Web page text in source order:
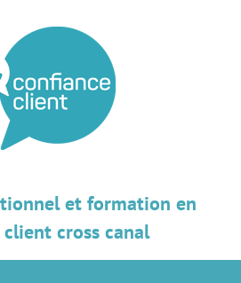
et formation en
cross canal